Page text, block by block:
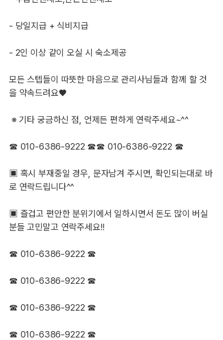
- 당일지급 + 식비지급
- 2인 이상 같이 오실 시 숙소제공
모든 스텝들이 따뜻한 마음으로 관리사님들과 함께 할 것
을 약속드려요♥
※ 기타 궁금하신 점, 언제든 편하게 연락주세요~^^
☎ 010-6386-9222 ☎☎ 010-6386-9222 ☎
▣ 혹시 부재중일 경우, 문자남겨 주시면, 확인되는대로 바
로 연락드립니다^^
▣ 즐겁고 편안한 분위기에서 일하시면서 돈도 많이 버실
분들 고민말고 연락주세요!!
☎ 010-6386-9222 ☎
☎ 010-6386-9222 ☎
☎ 010-6386-9222 ☎
☎ 010-6386-9222 ☎​